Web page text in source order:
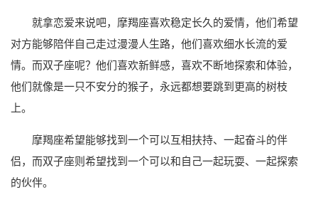
就拿恋爱来说吧，摩羯座喜欢稳定长久的爱情，他们希望
对方能够陪伴自己走过漫漫人生路，他们喜欢细水长流的爱
情。而双子座呢？他们喜欢新鲜感，喜欢不断地探索和体验，
他们就像是一只不安分的猴子，永远都想要跳到更高的树枝
上。
摩羯座希望能够找到一个可以互相扶持、一起奋斗的伴
侣，而双子座则希望找到一个可以和自己一起玩耍、一起探索
的伙伴。